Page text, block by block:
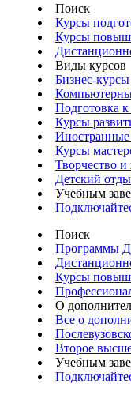
Поиск
Курсы
Курсы
Виды курсов
Бизнес-курсы
Подготовка
Курсы
Иностранные
Курсы
Творчество и
Детский
Учебным
Поиск
Программы
Курсы
О
Все о
Второе
Учебным